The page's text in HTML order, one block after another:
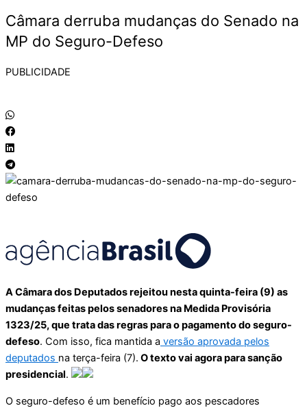
Câmara derruba mudanças do Senado na
MP do Seguro-Defeso
PUBLICIDADE
A Câmara dos Deputados rejeitou nesta quinta-feira (9) as
mudanças feitas pelos senadores na Medida Provisória
1323/25, que trata das regras para o pagamento do seguro-
defeso. Com isso, fica mantida a versão aprovada pelos
deputados na terça-feira (7). O texto vai agora para sanção
presidencial.
O seguro-defeso é um benefício pago aos pescadores